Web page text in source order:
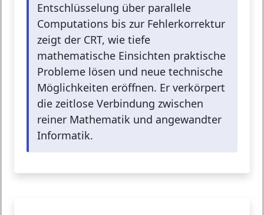
Entschlüsselung über parallele
Computations bis zur Fehlerkorrektur
zeigt der CRT, wie tiefe
mathematische Einsichten praktische
Probleme lösen und neue technische
Möglichkeiten eröffnen. Er verkörpert
die zeitlose Verbindung zwischen
reiner Mathematik und angewandter
Informatik.